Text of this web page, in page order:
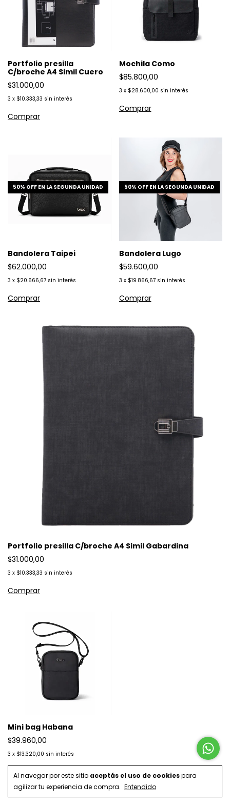
Al navegar por este sitio aceptás el uso de cookiespara
agilizar tu experiencia de compra. Entendido
Portfolio presilla
C/broche A4 Simil Cuero
$31.000,00
3 x $10.333,33 sin interés
Mochila Como
$85.800,00
3 x $28.600,00 sin interés
50% OFF EN LA SEGUNDA UNIDAD
Bandolera Taipei
$62.000,00
3 x $20.666,67 sin interés
50% OFF EN LA SEGUNDA UNIDAD
Bandolera Lugo
$59.600,00
3 x $19.866,67 sin interés
Portfolio presilla C/broche A4 Simil Gabardina
$31.000,00
3 x $10.333,33 sin interés
Mini bag Habana
$39.960,00
3 x $13.320,00 sin interés